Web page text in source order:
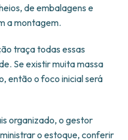
de embalagens e
a montagem.
traça todas essas
Se existir muita massa
então o foco inicial será
organizado, o gestor
o estoque, conferir